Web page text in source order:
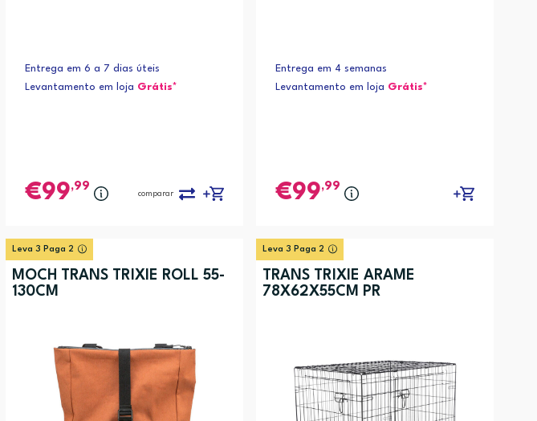
Entrega em 6 a 7 dias úteis
Levantamento em loja Grátis*
99,99
comparar
Entrega em 4 semanas
Levantamento em loja Grátis*
99,99
Leva 3 Paga 2
MOCH TRANS TRIXIE ROLL 55-
130CM
Leva 3 Paga 2
TRANS TRIXIE ARAME
78X62X55CM PR